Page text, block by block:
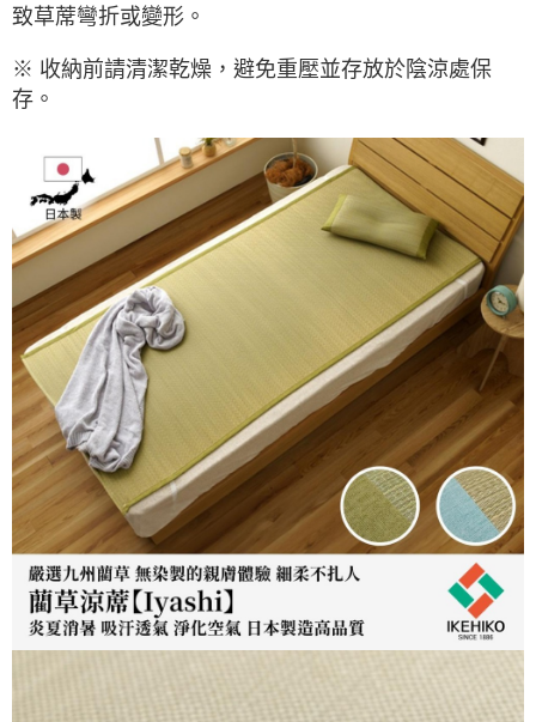
致草蓆彎折或變形。
※ 收納前請清潔乾燥，避免重壓並存放於陰涼處保
存。